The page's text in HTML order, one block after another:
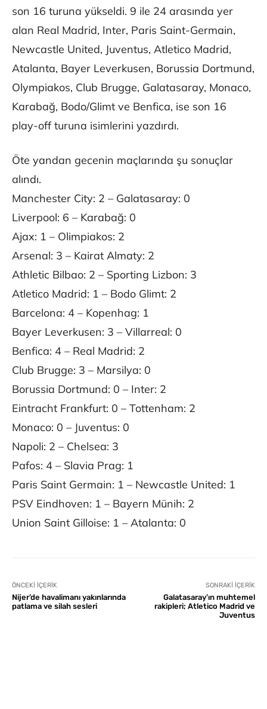
son 16 turuna yükseldi. 9 ile 24 arasında yer
alan Real Madrid, Inter, Paris Saint-Germain,
Newcastle United, Juventus, Atletico Madrid,
Atalanta, Bayer Leverkusen, Borussia Dortmund,
Olympiakos, Club Brugge, Galatasaray, Monaco,
Karabağ, Bodo/Glimt ve Benfica, ise son 16
play-off turuna isimlerini yazdırdı.
Öte yandan gecenin maçlarında şu sonuçlar
alındı.
Manchester City: 2 – Galatasaray: 0
Liverpool: 6 – Karabağ: 0
Ajax: 1 – Olimpiakos: 2
Arsenal: 3 – Kairat Almaty: 2
Athletic Bilbao: 2 – Sporting Lizbon: 3
Atletico Madrid: 1 – Bodo Glimt: 2
Barcelona: 4 – Kopenhag: 1
Bayer Leverkusen: 3 – Villarreal: 0
Benfica: 4 – Real Madrid: 2
Club Brugge: 3 – Marsilya: 0
Borussia Dortmund: 0 – Inter: 2
Eintracht Frankfurt: 0 – Tottenham: 2
Monaco: 0 – Juventus: 0
Napoli: 2 – Chelsea: 3
Pafos: 4 – Slavia Prag: 1
Paris Saint Germain: 1 – Newcastle United: 1
PSV Eindhoven: 1 – Bayern Münih: 2
Union Saint Gilloise: 1 – Atalanta: 0
ÖNCEKI İÇERIK
Nijer’de havalimanı yakınlarında
patlama ve silah sesleri
SONRAKI İÇERIK
Galatasaray’ın muhtemel
rakipleri; Atletico Madrid ve
Juventus